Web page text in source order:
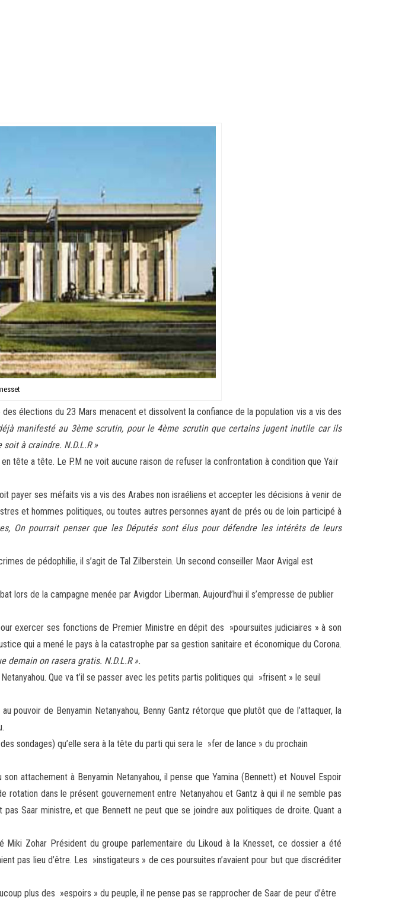
élections du 23 Mars menacent et dissolvent la confiance de la population vis a vis des
manifesté au 3ème scrutin, pour le 4ème scrutin que certains jugent inutile car ils
à craindre. N.D.L.R »
tête a tête. Le P.M ne voit aucune raison de refuser la confrontation à condition que Yaïr
payer ses méfaits vis a vis des Arabes non israéliens et accepter les décisions à venir de
et hommes politiques, ou toutes autres personnes ayant de prés ou de loin participé à
On pourrait penser que les Députés sont élus pour défendre les intérêts de leurs
de pédophilie, il s’agit de Tal Zilberstein. Un second conseiller Maor Avigal est
lors de la campagne menée par Avigdor Liberman. Aujourd’hui il s’empresse de publier
exercer ses fonctions de Premier Ministre en dépit des »poursuites judiciaires » à son
qui a mené le pays à la catastrophe par sa gestion sanitaire et économique du Corona.
on rasera gratis. N.D.L.R ».
Que va t’il se passer avec les petits partis politiques qui »frisent » le seuil
pouvoir de Benyamin Netanyahou, Benny Gantz rétorque que plutôt que de l’attaquer, la
sondages) qu’elle sera à la tête du parti qui sera le »fer de lance » du prochain
attachement à Benyamin Netanyahou, il pense que Yamina (Bennett) et Nouvel Espoir
rotation dans le présent gouvernement entre Netanyahou et Gantz à qui il ne semble pas
Saar ministre, et que Bennett ne peut que se joindre aux politiques de droite. Quant a
Zohar Président du groupe parlementaire du Likoud à la Knesset, ce dossier a été
pas lieu d’être. Les »instigateurs » de ces poursuites n’avaient pour but que discréditer
plus des »espoirs » du peuple, il ne pense pas se rapprocher de Saar de peur d’être